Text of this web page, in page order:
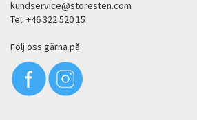
kundservice@storesten.com
Tel. +46 322 520 15
Följ oss gärna på